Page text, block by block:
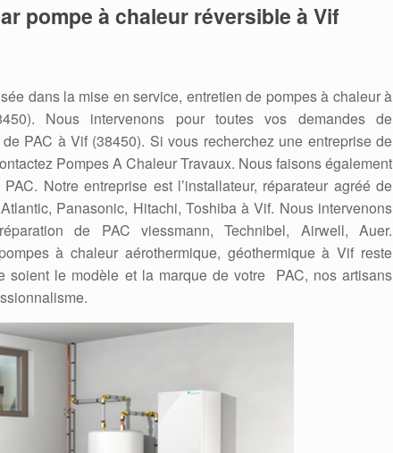
pompe à chaleur réversible à Vif
dans la mise en service, entretien de pompes à chaleur à
Nous intervenons pour toutes vos demandes de
PAC à Vif (38450). Si vous recherchez une entreprise de
Pompes A Chaleur Travaux. Nous faisons également
Notre entreprise est l’installateur, réparateur agréé de
Panasonic, Hitachi, Toshiba à Vif. Nous intervenons
de PAC viessmann, Technibel, Airwell, Auer.
à chaleur aérothermique, géothermique à Vif reste
soient le modèle et la marque de votre PAC, nos artisans